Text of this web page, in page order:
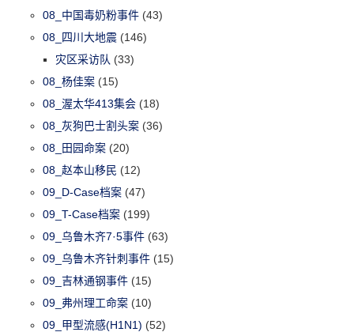
08_中国毒奶粉事件 (43)
08_四川大地震 (146)
灾区采访队 (33)
08_杨佳案 (15)
08_渥太华413集会 (18)
08_灰狗巴士割头案 (36)
08_田园命案 (20)
08_赵本山移民 (12)
09_D-Case档案 (47)
09_T-Case档案 (199)
09_乌鲁木齐7·5事件 (63)
09_乌鲁木齐针刺事件 (15)
09_吉林通钢事件 (15)
09_弗州理工命案 (10)
09_甲型流感(H1N1) (52)